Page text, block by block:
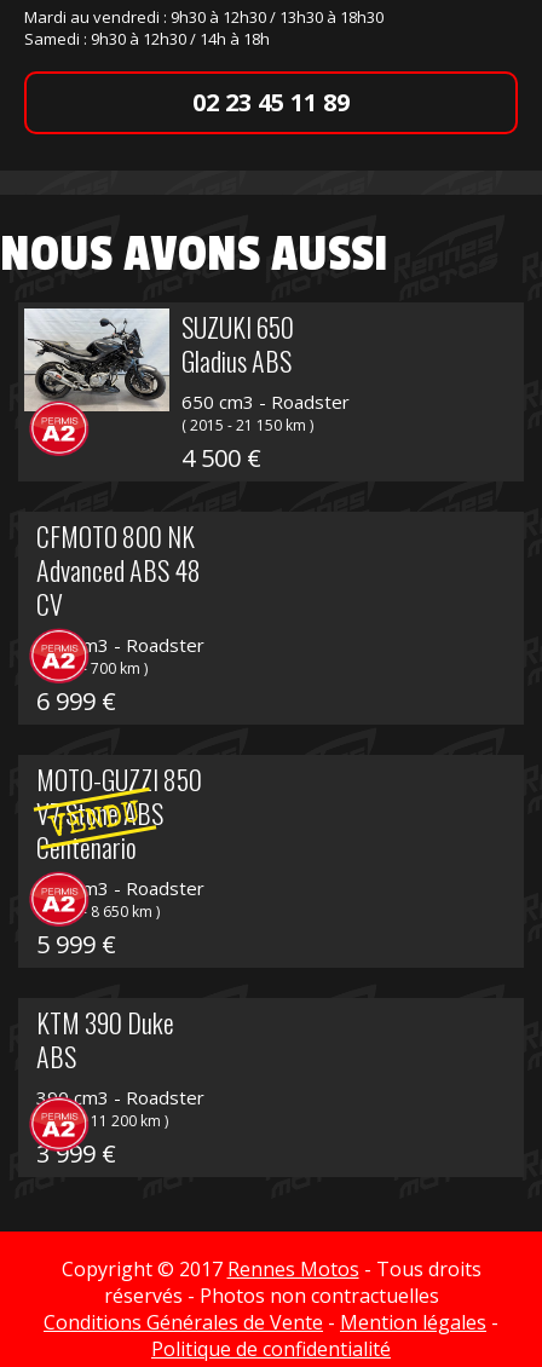
Mardi au vendredi : 9h30 à 12h30 / 13h30 à 18h30
Samedi : 9h30 à 12h30 / 14h à 18h
02 23 45 11 89
NOUS AVONS AUSSI
SUZUKI 650
Gladius ABS
650 cm3 - Roadster
( 2015 - 21 150 km )
4 500 €
CFMOTO 800 NK
Advanced ABS 48
CV
800 cm3 - Roadster
( 2023 - 700 km )
6 999 €
VENDU
MOTO-GUZZI 850
V7 Stone ABS
Centenario
850 cm3 - Roadster
( 2021 - 8 650 km )
5 999 €
KTM 390 Duke
ABS
390 cm3 - Roadster
( 2023 - 11 200 km )
3 999 €
Copyright © 2017 Rennes Motos - Tous droits
réservés - Photos non contractuelles
Conditions Générales de Vente - Mention légales -
Politique de confidentialité